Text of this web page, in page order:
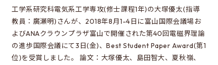
工学系研究科電気系工学専攻(修士課程1年)の大塚優太(指導
教員：廣瀬明)さんが、2018年8月1-4日に富山国際会議場お
よびANAクラウンプラザ富山で開催された第40回電磁界理論
の進歩国際会議にて3日(金)、Best Student Paper Award(第1
位)を受賞しました。 論文：大塚優太、島田智大、夏秋嶺、